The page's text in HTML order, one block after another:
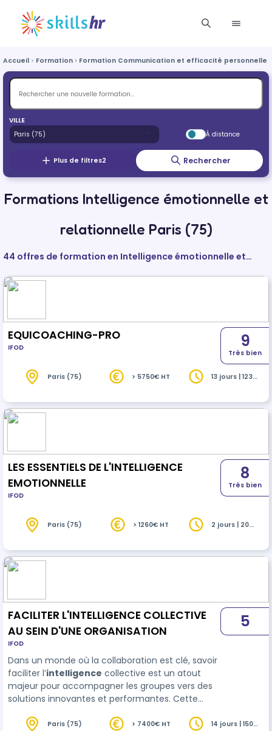
Accueil Formation Formation Communication et efficacité personnelle
VILLE
À distance
Plus de filtres2 Rechercher
Formations Intelligence émotionnelle et
relationnelle Paris (75)
44 offres de formation en Intelligence émotionnelle et
relationnelle
EQUICOACHING-PRO
IFOD 9
Très bien
Paris (75) > 5750€ HT
13 jours | 123
LES ESSENTIELS DE L'INTELLIGENCE
EMOTIONNELLE
IFOD
8
Très bien
Paris (75) > 1260€ HT
2 jours | 20
FACILITER L'INTELLIGENCE COLLECTIVE
AU SEIN D'UNE ORGANISATION
IFOD
Dans un monde où la collaboration est clé, savoir
faciliter l’intelligence collective est un atout
majeur pour accompagner les groupes vers des
solutions innovantes et performantes. Cette
les compétences essentielles pour concevoir,
5
Paris (75) > 7400€ HT
14 jours | 150